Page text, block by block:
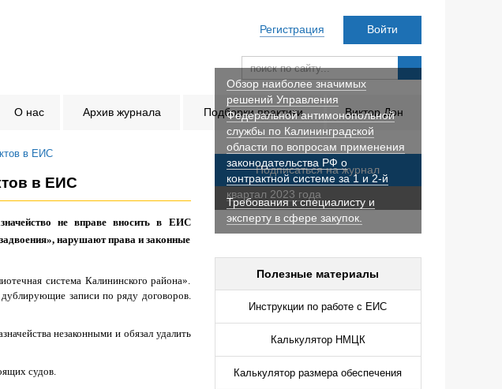
Регистрация Войти
О нас Архив журнала Подборки практики Виктор Дон
в ЕИС
в ЕИС
не вправе вносить в ЕИС
нарушают права и законные
система Калининского района».
записи по ряду договоров.
незаконными и обязал удалить
судов.
Подписаться на журнал
Обзор наиболее значимых
решений Управления
Федеральной антимонопольной
службы по Калининградской
области по вопросам применения
законодательства РФ о
контрактной системе за 1 и 2-й
квартал 2023 года
Требования к специалисту и
эксперту в сфере закупок.
Полезные материалы
Инструкции по работе с ЕИС
Калькулятор НМЦК
Калькулятор размера обеспечения